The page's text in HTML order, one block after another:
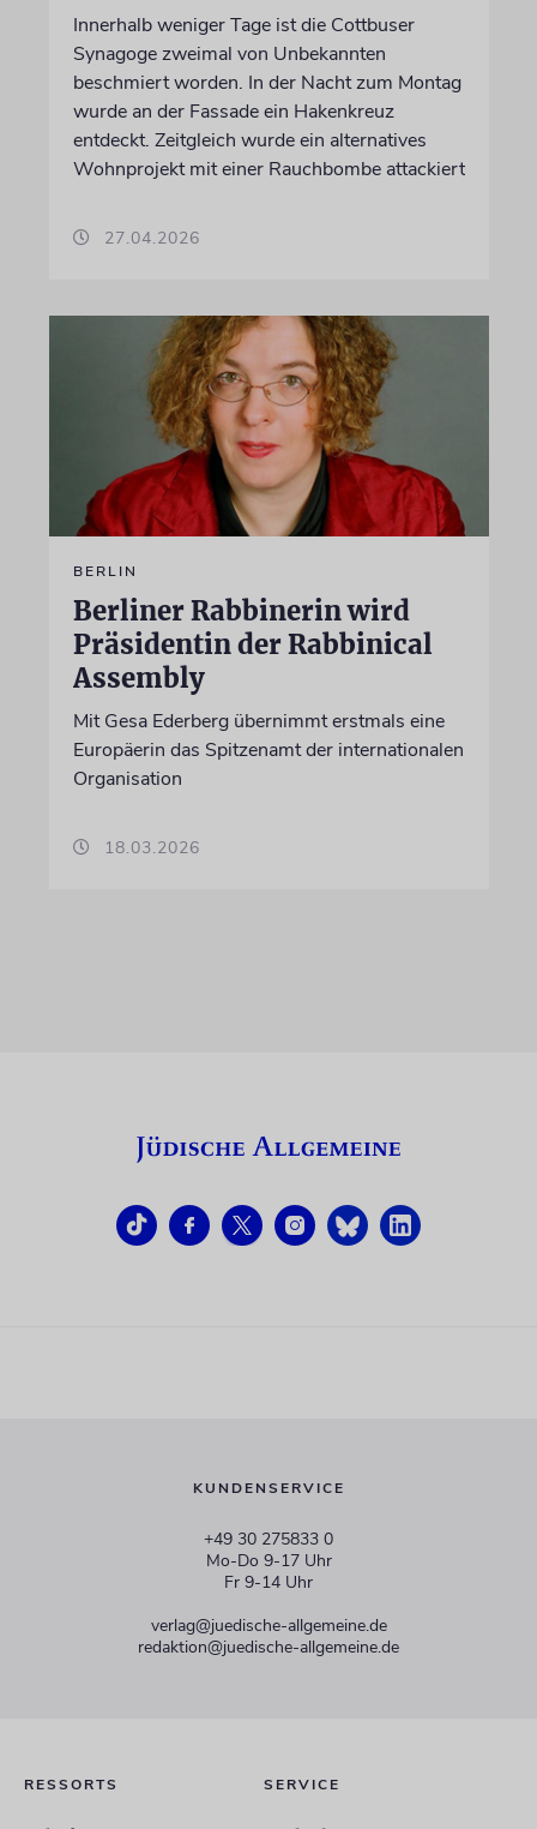
Innerhalb weniger Tage ist die Cottbuser
Synagoge zweimal von Unbekannten
beschmiert worden. In der Nacht zum Montag
wurde an der Fassade ein Hakenkreuz
entdeckt. Zeitgleich wurde ein alternatives
Wohnprojekt mit einer Rauchbombe attackiert
27.04.2026
BERLIN
Berliner Rabbinerin wird
Präsidentin der Rabbinical
Assembly
Mit Gesa Ederberg übernimmt erstmals eine
Europäerin das Spitzenamt der internationalen
Organisation
18.03.2026
KUNDENSERVICE
+49 30 275833 0
Mo-Do 9-17 Uhr
Fr 9-14 Uhr
verlag@juedische-allgemeine.de
redaktion@juedische-allgemeine.de
RESSORTS SERVICE